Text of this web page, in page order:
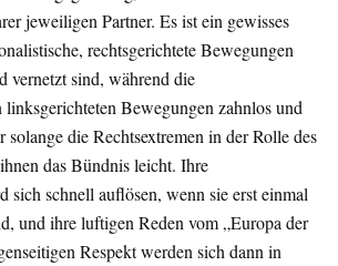
jeweiligen Partner. Es ist ein gewisses
rechtsgerichtete Bewegungen
vernetzt sind, während die
Bewegungen zahnlos und
die Rechtsextremen in der Rolle des
das Bündnis leicht. Ihre
sich schnell auflösen, wenn sie erst einmal
und ihre luftigen Reden vom „Europa der
Respekt werden sich dann in